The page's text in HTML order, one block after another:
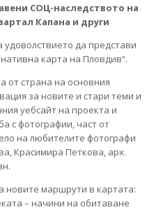
СОЦ-наследството на
Капана и други
да представи
карта на Пловдив“.
от страна на основния
за новите и стари теми и
уебсайт на проекта и
с фотографии, част от
на любителите фотографи
Красимира Петкова, арх.
новите маршрути в картата:
– начини на обитаване